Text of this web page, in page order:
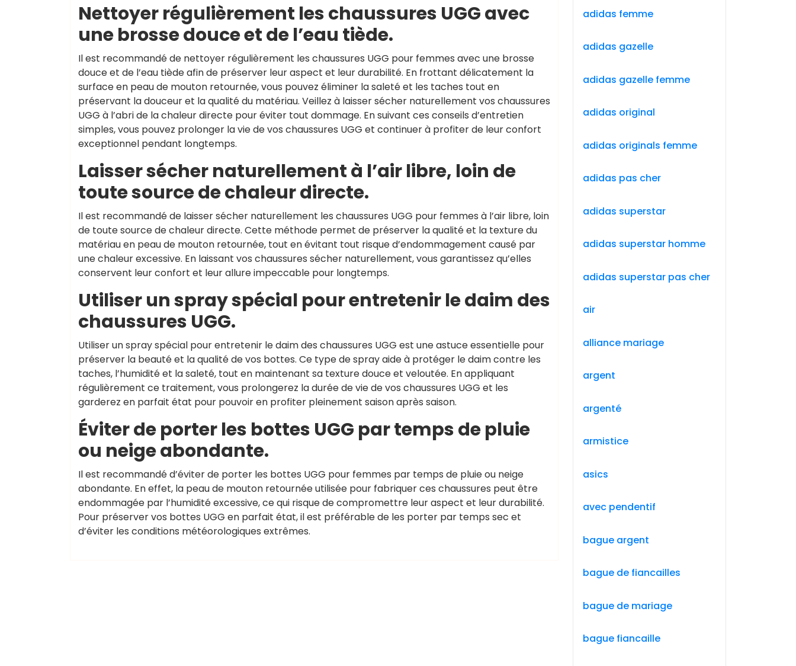
Nettoyer régulièrement les chaussures UGG avec
une brosse douce et de l’eau tiède.
Il est recommandé de nettoyer régulièrement les chaussures UGG pour femmes avec une brosse
douce et de l’eau tiède afin de préserver leur aspect et leur durabilité. En frottant délicatement la
surface en peau de mouton retournée, vous pouvez éliminer la saleté et les taches tout en
préservant la douceur et la qualité du matériau. Veillez à laisser sécher naturellement vos chaussures
UGG à l’abri de la chaleur directe pour éviter tout dommage. En suivant ces conseils d’entretien
simples, vous pouvez prolonger la vie de vos chaussures UGG et continuer à profiter de leur confort
exceptionnel pendant longtemps.
Laisser sécher naturellement à l’air libre, loin de
toute source de chaleur directe.
Il est recommandé de laisser sécher naturellement les chaussures UGG pour femmes à l’air libre, loin
de toute source de chaleur directe. Cette méthode permet de préserver la qualité et la texture du
matériau en peau de mouton retournée, tout en évitant tout risque d’endommagement causé par
une chaleur excessive. En laissant vos chaussures sécher naturellement, vous garantissez qu’elles
conservent leur confort et leur allure impeccable pour longtemps.
Utiliser un spray spécial pour entretenir le daim des
chaussures UGG.
Utiliser un spray spécial pour entretenir le daim des chaussures UGG est une astuce essentielle pour
préserver la beauté et la qualité de vos bottes. Ce type de spray aide à protéger le daim contre les
taches, l’humidité et la saleté, tout en maintenant sa texture douce et veloutée. En appliquant
régulièrement ce traitement, vous prolongerez la durée de vie de vos chaussures UGG et les
garderez en parfait état pour pouvoir en profiter pleinement saison après saison.
Éviter de porter les bottes UGG par temps de pluie
ou neige abondante.
Il est recommandé d’éviter de porter les bottes UGG pour femmes par temps de pluie ou neige
abondante. En effet, la peau de mouton retournée utilisée pour fabriquer ces chaussures peut être
endommagée par l’humidité excessive, ce qui risque de compromettre leur aspect et leur durabilité.
Pour préserver vos bottes UGG en parfait état, il est préférable de les porter par temps sec et
d’éviter les conditions météorologiques extrêmes.
adidas femme
adidas gazelle
adidas gazelle femme
adidas original
adidas originals femme
adidas pas cher
adidas superstar
adidas superstar homme
adidas superstar pas cher
air
alliance mariage
argent
argenté
armistice
asics
avec pendentif
bague argent
bague de fiancailles
bague de mariage
bague fiancaille